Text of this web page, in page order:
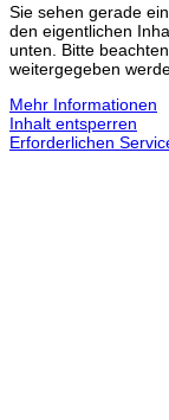
Sie sehen gerade
den eigentlichen
unten. Bitte
weitergegeben
Mehr Informationen
Inhalt entsperren
Erforderlichen